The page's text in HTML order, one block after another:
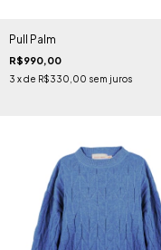
Pull Palm
R$990,00
3 x de R$330,00 sem juros